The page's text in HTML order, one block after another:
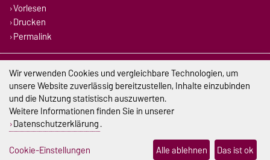
Vorlesen
Drucken
Permalink
Impressum
Datenschutz
Barrierefreiheit
Cookie-Einstellungen
Wir verwenden Cookies und vergleichbare Technologien, um
unsere Website zuverlässig bereitzustellen, Inhalte einzubinden
und die Nutzung statistisch auszuwerten.
Weitere Informationen finden Sie in unserer
Datenschutzerklärung.
Cookie-Einstellungen
Alle ablehnen Das ist ok